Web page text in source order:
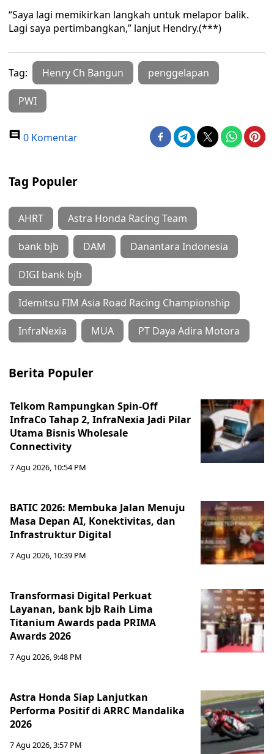
“Saya lagi memikirkan langkah untuk melapor balik.
Lagi saya pertimbangkan,” lanjut Hendry.(***)
Tag: Henry Ch Bangun penggelapan
PWI
0 Komentar
Tag Populer
AHRT Astra Honda Racing Team
bank bjb DAM Danantara Indonesia
DIGI bank bjb
Idemitsu FIM Asia Road Racing Championship
InfraNexia MUA PT Daya Adira Motora
Berita Populer
Telkom Rampungkan Spin-Off
InfraCo Tahap 2, InfraNexia Jadi Pilar
Utama Bisnis Wholesale
Connectivity
7 Agu 2026, 10:54 PM
BATIC 2026: Membuka Jalan Menuju
Masa Depan AI, Konektivitas, dan
Infrastruktur Digital
7 Agu 2026, 10:39 PM
Transformasi Digital Perkuat
Layanan, bank bjb Raih Lima
Titanium Awards pada PRIMA
Awards 2026
7 Agu 2026, 9:48 PM
Astra Honda Siap Lanjutkan
Performa Positif di ARRC Mandalika
2026
7 Agu 2026, 3:57 PM